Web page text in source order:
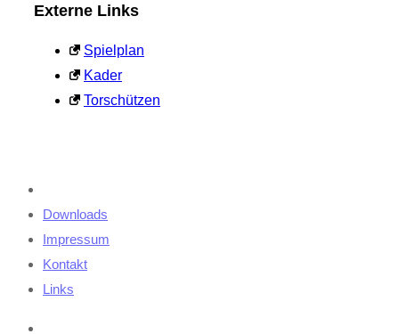
Externe Links
Spielplan
Kader
Torschützen
Downloads
Impressum
Kontakt
Links